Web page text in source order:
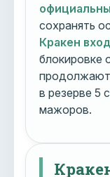
сохранять
Кракен вход
блокировке
в резерве 5
мажоров.